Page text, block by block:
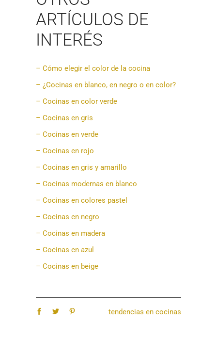
ARTÍCULOS DE
INTERÉS
– Cómo elegir el color de la cocina
– ¿Cocinas en blanco, en negro o en color?
– Cocinas en color verde
– Cocinas en gris
– Cocinas en verde
– Cocinas en rojo
– Cocinas en gris y amarillo
– Cocinas modernas en blanco
– Cocinas en colores pastel
– Cocinas en negro
– Cocinas en madera
– Cocinas en azul
– Cocinas en beige
tendencias en cocinas